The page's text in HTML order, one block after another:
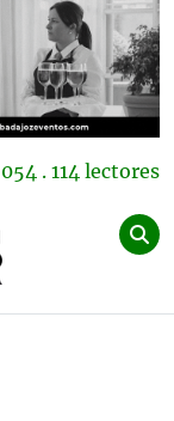
. 114 lectores